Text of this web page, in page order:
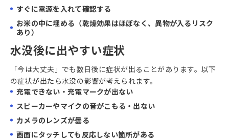
すぐに電源を入れて確認する
お米の中に埋める（乾燥効果はほぼなく、異物が入るリスク
あり）
水没後に出やすい症状
「今は大丈夫」でも数日後に症状が出ることがあります。以下
の症状が出たら水没の影響が考えられます。
充電できない・充電マークが出ない
スピーカーやマイクの音がこもる・出ない
カメラのレンズが曇る
画面にタッチしても反応しない箇所がある